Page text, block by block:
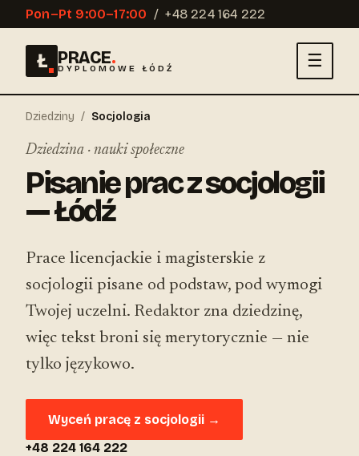
Pon–Pt 9:00–17:00 /+48 224 164 222
Ł PRACE.
DYPLOMOWE ŁÓDŹ ☰
Dziedziny / Socjologia
Dziedzina · nauki społeczne
Pisanie prac z socjologii
— Łódź
Prace licencjackie i magisterskie z
socjologii pisane od podstaw, pod wymogi
Twojej uczelni. Redaktor zna dziedzinę,
więc tekst broni się merytorycznie — nie
tylko językowo.
Wyceń pracę z socjologii →
+48 224 164 222